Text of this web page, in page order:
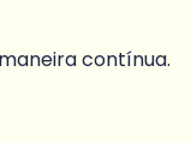
contínua.